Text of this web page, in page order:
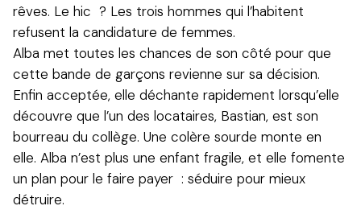
rêves. Le hic ? Les trois hommes qui l’habitent
refusent la candidature de femmes.
Alba met toutes les chances de son côté pour que
cette bande de garçons revienne sur sa décision.
Enfin acceptée, elle déchante rapidement lorsqu’elle
découvre que l’un des locataires, Bastian, est son
bourreau du collège. Une colère sourde monte en
elle. Alba n’est plus une enfant fragile, et elle fomente
un plan pour le faire payer : séduire pour mieux
détruire.